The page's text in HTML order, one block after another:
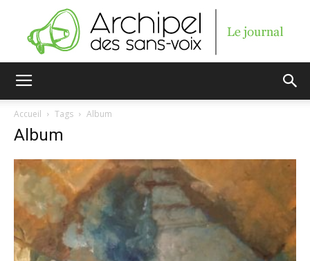
sans-
Accueil Tags Album
Album